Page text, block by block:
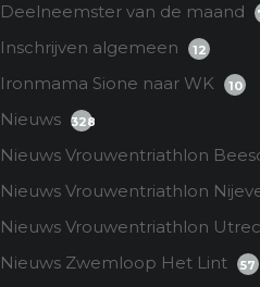
Deelneemster van de maand
Inschrijven algemeen 12
Ironmama Sione naar WK 10
Nieuws 328
Nieuws Vrouwentriathlon
Nieuws Vrouwentriathlon
Nieuws Vrouwentriathlon
Nieuws Zwemloop Het Lint 57